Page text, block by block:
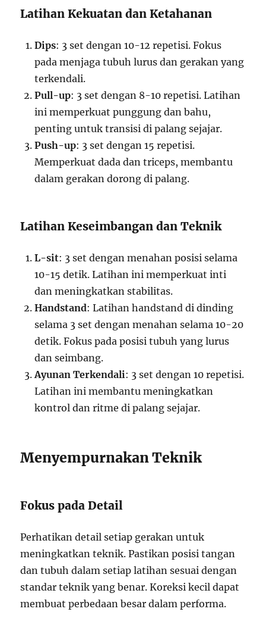
Latihan Kekuatan dan Ketahanan
Dips: 3 set dengan 10-12 repetisi. Fokus
pada menjaga tubuh lurus dan gerakan yang
terkendali.
Pull-up: 3 set dengan 8-10 repetisi. Latihan
ini memperkuat punggung dan bahu,
penting untuk transisi di palang sejajar.
Push-up: 3 set dengan 15 repetisi.
Memperkuat dada dan triceps, membantu
dalam gerakan dorong di palang.
Latihan Keseimbangan dan Teknik
L-sit: 3 set dengan menahan posisi selama
10-15 detik. Latihan ini memperkuat inti
dan meningkatkan stabilitas.
Handstand: Latihan handstand di dinding
selama 3 set dengan menahan selama 10-20
detik. Fokus pada posisi tubuh yang lurus
dan seimbang.
Ayunan Terkendali: 3 set dengan 10 repetisi.
Latihan ini membantu meningkatkan
kontrol dan ritme di palang sejajar.
Menyempurnakan Teknik
Fokus pada Detail
Perhatikan detail setiap gerakan untuk
meningkatkan teknik. Pastikan posisi tangan
dan tubuh dalam setiap latihan sesuai dengan
standar teknik yang benar. Koreksi kecil dapat
membuat perbedaan besar dalam performa.